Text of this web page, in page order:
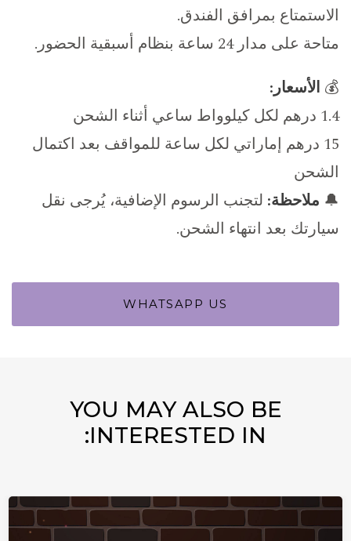
الاستمتاع بمرافق الفندق.
متاحة على مدار 24 ساعة بنظام أسبقية الحضور.
💰 الأسعار:
1.4 درهم لكل كيلوواط ساعي أثناء الشحن
15 درهم إماراتي لكل ساعة للمواقف بعد اكتمال
الشحن
🔔 ملاحظة: لتجنب الرسوم الإضافية، يُرجى نقل
سيارتك بعد انتهاء الشحن.
WHATSAPP US
YOU MAY ALSO BE
INTERESTED IN: